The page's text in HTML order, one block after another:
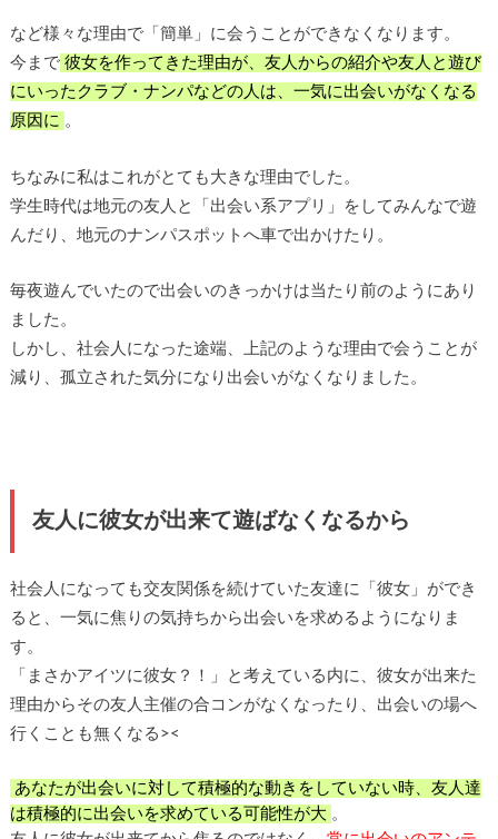
など様々な理由で「簡単」に会うことができなくなります。
今まで彼女を作ってきた理由が、友人からの紹介や友人と遊び
にいったクラブ・ナンパなどの人は、一気に出会いがなくなる
原因に 。
ちなみに私はこれがとても大きな理由でした。
学生時代は地元の友人と「出会い系アプリ」をしてみんなで遊
んだり、地元のナンパスポットへ車で出かけたり。
毎夜遊んでいたので出会いのきっかけは当たり前のようにあり
ました。
しかし、社会人になった途端、上記のような理由で会うことが
減り、孤立された気分になり出会いがなくなりました。
友人に彼女が出来て遊ばなくなるから
社会人になっても交友関係を続けていた友達に「彼女」ができ
ると、一気に焦りの気持ちから出会いを求めるようになりま
す。
「まさかアイツに彼女？！」と考えている内に、彼女が出来た
理由からその友人主催の合コンがなくなったり、出会いの場へ
行くことも無くなる><
あなたが出会いに対して積極的な動きをしていない時、友人達
は積極的に出会いを求めている可能性が大 。